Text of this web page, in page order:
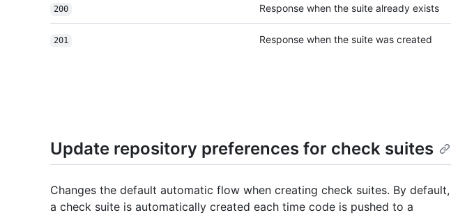
200 Response when the suite already exists
201 Response when the suite was created
Update repository preferences for check suites
Changes the default automatic flow when creating check suites. By default,
a check suite is automatically created each time code is pushed to a